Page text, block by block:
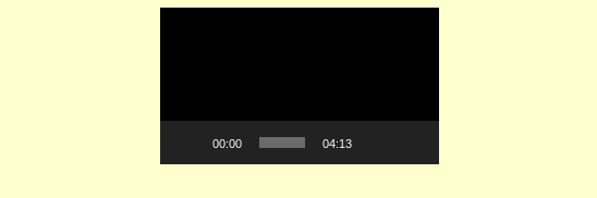
00:00 04:13